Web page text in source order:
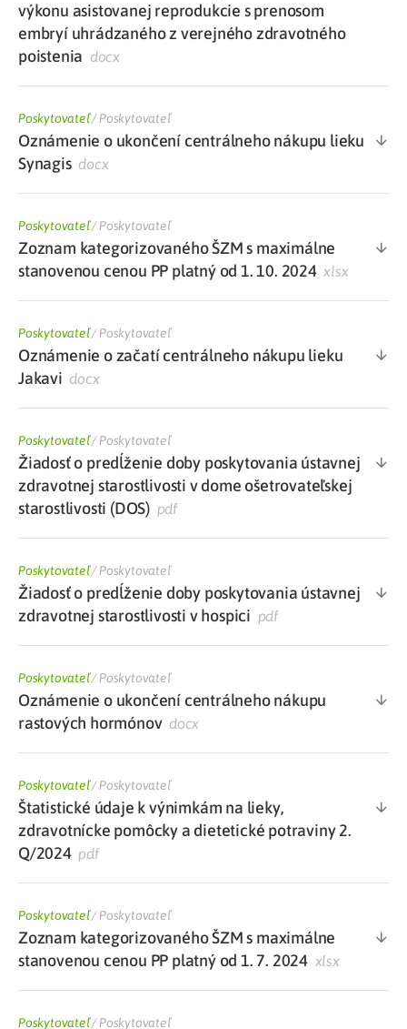
výkonu asistovanej reprodukcie s prenosom
embryí uhrádzaného z verejného zdravotného
poistenia docx
Poskytovateľ/Poskytovateľ
Oznámenie o ukončení centrálneho nákupu lieku
Synagisdocx
Poskytovateľ/Poskytovateľ
Zoznam kategorizovaného ŠZM s maximálne
stanovenou cenou PP platný od 1. 10. 2024xlsx
Poskytovateľ/Poskytovateľ
Oznámenie o začatí centrálneho nákupu lieku
Jakavi docx
Poskytovateľ/Poskytovateľ
Žiadosť o predĺženie doby poskytovania ústavnej
zdravotnej starostlivosti v dome ošetrovateľskej
starostlivosti (DOS) pdf
Poskytovateľ/Poskytovateľ
Žiadosť o predĺženie doby poskytovania ústavnej
zdravotnej starostlivosti v hospici pdf
Poskytovateľ/Poskytovateľ
Oznámenie o ukončení centrálneho nákupu
rastových hormónovdocx
Poskytovateľ/Poskytovateľ
Štatistické údaje k výnimkám na lieky,
zdravotnícke pomôcky a dietetické potraviny 2.
Q/2024pdf
Poskytovateľ/Poskytovateľ
Zoznam kategorizovaného ŠZM s maximálne
stanovenou cenou PP platný od 1. 7. 2024 xlsx
Poskytovateľ/Poskytovateľ